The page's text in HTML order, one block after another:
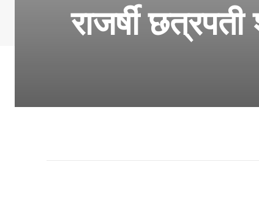
राजर्षी